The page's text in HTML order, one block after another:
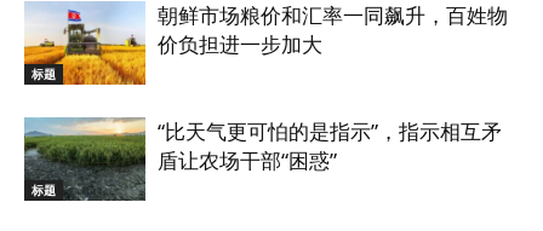
标题
朝鲜市场粮价和汇率一同飙升，百姓物
价负担进一步加大
标题
“比天气更可怕的是指示”，指示相互矛
盾让农场干部“困惑”